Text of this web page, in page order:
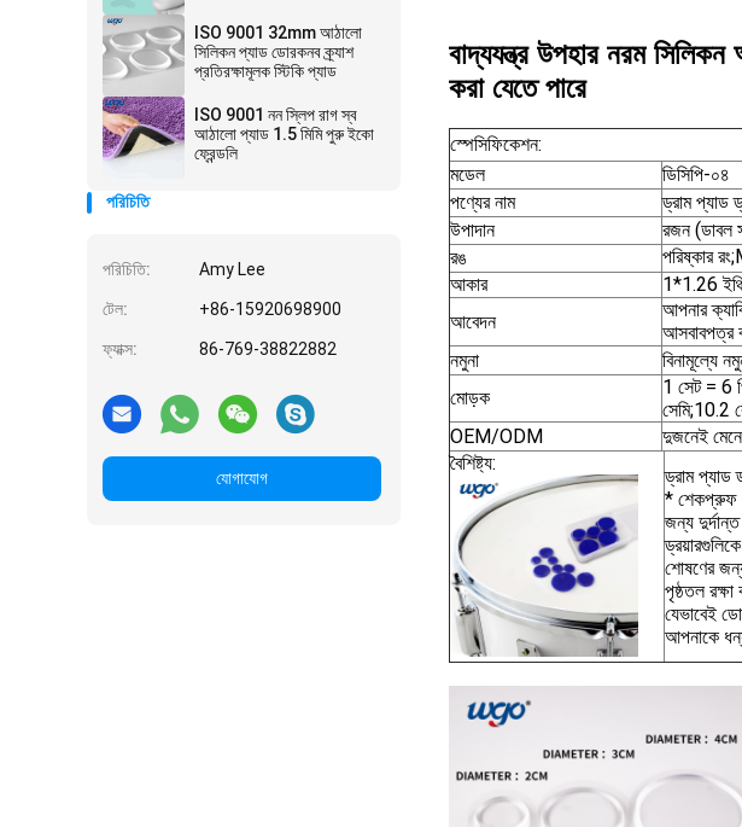
ISO 9001 32mm আঠালো
সিলিকন প্যাড ডোরকনব ক্র্যাশ
প্রতিরক্ষামূলক স্টিকি প্যাড
ISO 9001 নন স্লিপ রাগ স্ব
আঠালো প্যাড 1.5 মিমি পুরু ইকো
ফ্রেন্ডলি
পরিচিতি
পরিচিতি: Amy Lee
টেল: +86-15920698900
ফ্যাক্স: 86-769-38822882
যোগাযোগ
বাদ্যযন্ত্র উপহার নরম সিলিকন
করা যেতে পারে
স্পেসিফিকেশন:
মডেল
ডিসিপি-০৪
পণ্যের নাম
ড্রাম প্যাড
উপাদান
রজন (ডাবল
রঙ
পরিষ্কার
আকার
1*1.26
আবেদন
আপনার
আসবাবপত্র
নমুনা
বিনামূল্যে
মোড়ক
1 সেট = 6
সেমি;10.2
OEM/ODM
দুজনেই
বৈশিষ্ট্য:
ড্রাম প্যাড
* শেকপ্রুফ
জন্য
শোষণের
পৃষ্ঠতল
যেভাবেই
আপনাকে